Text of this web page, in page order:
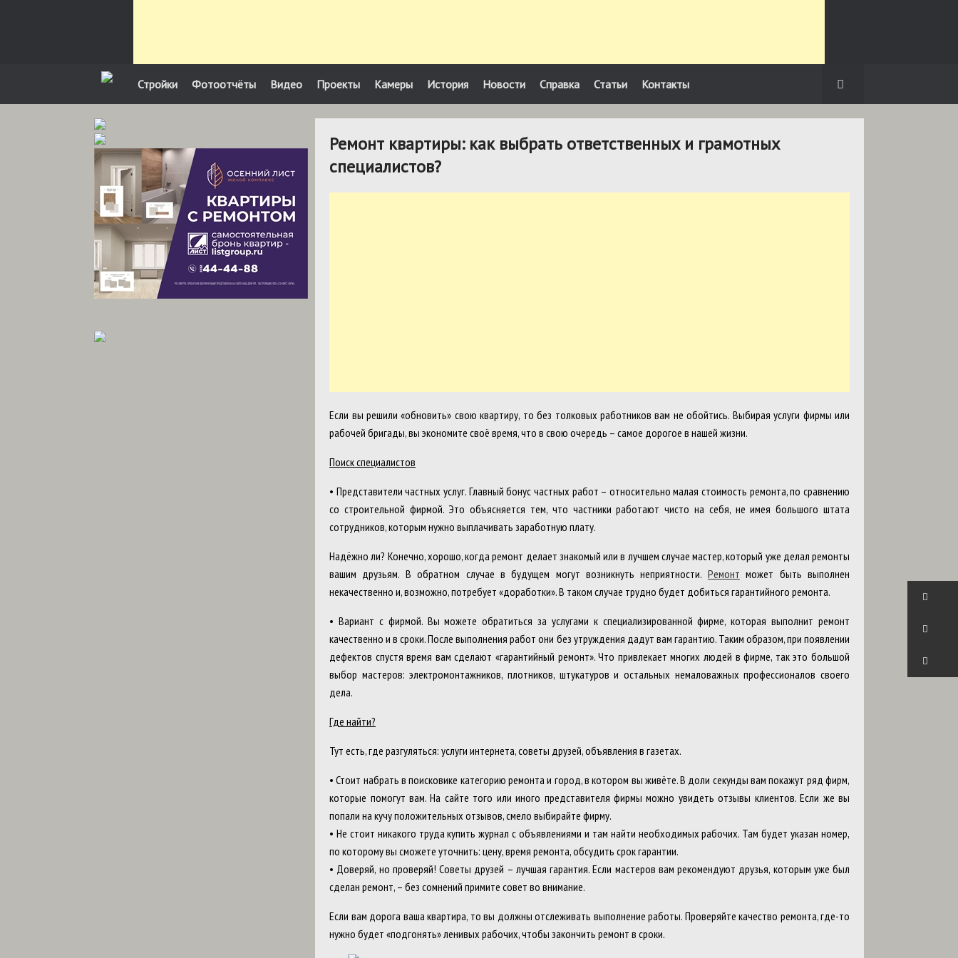
Стройки Фотоотчёты Видео Проекты Камеры История Новости Справка Статьи Контакты
Ремонт квартиры: как выбрать ответственных и грамотных
специалистов?
Если вы решили «обновить» свою квартиру, то без толковых работников вам не обойтись. Выбирая услуги фирмы или
рабочей бригады, вы экономите своё время, что в свою очередь – самое дорогое в нашей жизни.
Поиск специалистов
• Представители частных услуг. Главный бонус частных работ – относительно малая стоимость ремонта, по сравнению
со строительной фирмой. Это объясняется тем, что частники работают чисто на себя, не имея большого штата
сотрудников, которым нужно выплачивать заработную плату.
Надёжно ли? Конечно, хорошо, когда ремонт делает знакомый или в лучшем случае мастер, который уже делал ремонты
вашим друзьям. В обратном случае в будущем могут возникнуть неприятности. Ремонт может быть выполнен
некачественно и, возможно, потребует «доработки». В таком случае трудно будет добиться гарантийного ремонта.
• Вариант с фирмой. Вы можете обратиться за услугами к специализированной фирме, которая выполнит ремонт
качественно и в сроки. После выполнения работ они без утруждения дадут вам гарантию. Таким образом, при появлении
дефектов спустя время вам сделают «гарантийный ремонт». Что привлекает многих людей в фирме, так это большой
выбор мастеров: электромонтажников, плотников, штукатуров и остальных немаловажных профессионалов своего
дела.
Где найти?
Тут есть, где разгуляться: услуги интернета, советы друзей, объявления в газетах.
• Стоит набрать в поисковике категорию ремонта и город, в котором вы живёте. В доли секунды вам покажут ряд фирм,
которые помогут вам. На сайте того или иного представителя фирмы можно увидеть отзывы клиентов. Если же вы
попали на кучу положительных отзывов, смело выбирайте фирму.
• Не стоит никакого труда купить журнал с объявлениями и там найти необходимых рабочих. Там будет указан номер,
по которому вы сможете уточнить: цену, время ремонта, обсудить срок гарантии.
• Доверяй, но проверяй! Советы друзей – лучшая гарантия. Если мастеров вам рекомендуют друзья, которым уже был
сделан ремонт, – без сомнений примите совет во внимание.
Если вам дорога ваша квартира, то вы должны отслеживать выполнение работы. Проверяйте качество ремонта, где-то
нужно будет «подгонять» ленивых рабочих, чтобы закончить ремонт в сроки.